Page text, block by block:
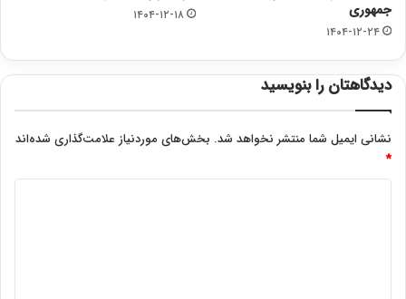
جمهوری
۱۴۰۴-۱۲-۲۴
۱۴۰۴-۱۲-۱۸
دیدگاهتان را بنویسید
نشانی ایمیل شما منتشر نخواهد شد. بخش‌های موردنیاز علامت‌گذاری شده‌اند
*